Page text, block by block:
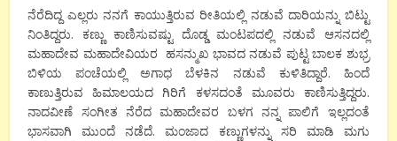
ನೆರೆದಿದ್ದ ಎಲ್ಲರು ನನಗೆ ಕಾಯುತ್ತಿರುವ ರೀತಿಯಲ್ಲಿ ನಡುವೆ ದಾರಿಯನ್ನು ಬಿಟ್ಟು
ನಿಂತಿದ್ದರು. ಕಣ್ಣು ಕಾಣಿಸುವಷ್ಟು ದೊಡ್ಡ ಮಂಟಪದಲ್ಲಿ ನಡುವೆ ಆಸನದಲ್ಲಿ
ಮಹಾದೇವ ಮಹಾದೇವಿಯರ ಹಸನ್ಮುಖ ಭಾವದ ನಡುವೆ ಪುಟ್ಟ ಬಾಲಕ ಶುಭ್ರ
ಬಿಳಿಯ ಪಂಚೆಯಲ್ಲಿ ಅಗಾಧ ಬೆಳಕಿನ ನಡುವೆ ಕುಳಿತಿದ್ದಾರೆ. ಹಿಂದೆ
ಕಾಣುತ್ತಿರುವ ಹಿಮಾಲಯದ ಗಿರಿಗೆ ಕಳಸದಂತೆ ಮೂವರು ಕಾಣಿಸುತ್ತಿದ್ದರು.
ನಾದವೀಣೆ ಸಂಗೀತ ನೆರೆದ ಮಹಾದೇವರ ಬಳಗ ನನ್ನ ಪಾಲಿಗೆ ಇಲ್ಲದಂತೆ
ಭಾಸವಾಗಿ ಮುಂದೆ ನಡೆದೆ. ಮಂಜಾದ ಕಣ್ಣುಗಳನ್ನು ಸರಿ ಮಾಡಿ ಮಗು